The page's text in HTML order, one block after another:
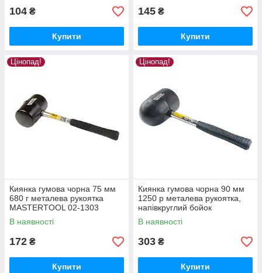
104 ₴
Купити
145 ₴
Купити
Цінопад!
Киянка гумова чорна 75 мм
680 г металева рукоятка
MASTERTOOL 02-1303
В наявності
172 ₴
Купити
Цінопад!
Киянка гумова чорна 90 мм
1250 р металева рукоятка,
напівкруглий бойок
MASTERTOOL 02-1305
В наявності
303 ₴
Купити